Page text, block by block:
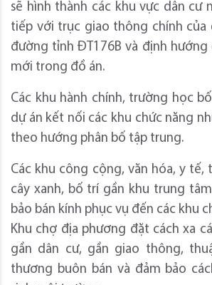
sẽ hình thành các khu vực dân cư
tiếp với trục giao thông chính của
đường tỉnh ĐT176B và định
mới trong đồ án.
Các khu hành chính, trường học
dự án kết nối các khu chức năng
theo hướng phân bố tập trung.
Các khu công cộng, văn hóa, y tế,
cây xanh, bố trí gần khu trung
bảo bán kính phục vụ đến các khu
Khu chợ địa phương đặt cách xa
gần dân cư, gần giao thông,
thương buôn bán và đảm bảo